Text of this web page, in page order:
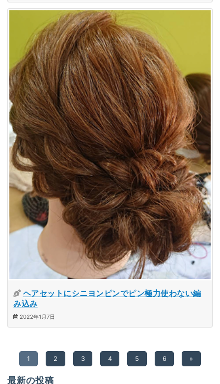
ヘアセットにシニヨンピンでピン極力使わない編
み込み
2022年1月7日
1 2 3 4 5 6 »
最新の投稿